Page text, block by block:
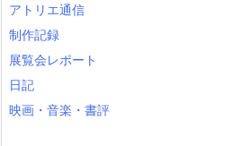
アトリエ通信
制作記録
展覧会レポート
日記
映画・音楽・書評